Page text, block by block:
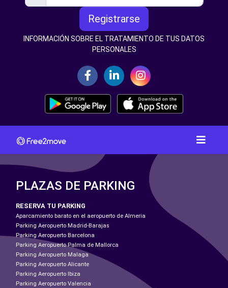
Registrarse
INFORMACIÓN SOBRE EL TRATAMIENTO DE TUS DATOS
PERSONALES
PLAZAS DE PARKING
RESERVA TU PARKING
Aparcamiento barato en el aeropuerto de Almeria
Parking Aeropuerto Madrid-Barajas
Parking Aeropuerto Barcelona
Parking Aeropuerto Palma de Mallorca
Parking Aeropuerto Malaga
Parking Aeropuerto Alicante
Parking Aeropuerto Ibiza
Parking Aeropuerto Valencia